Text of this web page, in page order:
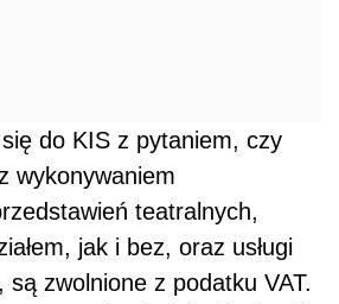
się do KIS z pytaniem, czy
wykonywaniem
teatralnych,
jak i bez, oraz usługi
są zwolnione z podatku VAT.